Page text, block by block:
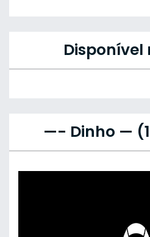
Disponível
—- Dinho —